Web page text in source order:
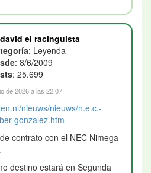
david el racinguista
: Leyenda
: 8/6/2009
: 25.699
de 2026 a las 22:07
nieuws/nieuws/n.e.c.-
gonzalez.htm
contrato con el NEC Nimega
destino estará en Segunda